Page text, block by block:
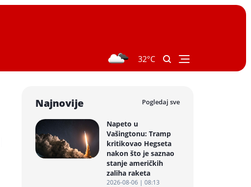
32°C
Najnovije Pogledaj sve
Napeto u
Vašingtonu: Tramp
kritikovao Hegseta
nakon što je saznao
stanje američkih
zaliha raketa
2026-08-06 | 08:13